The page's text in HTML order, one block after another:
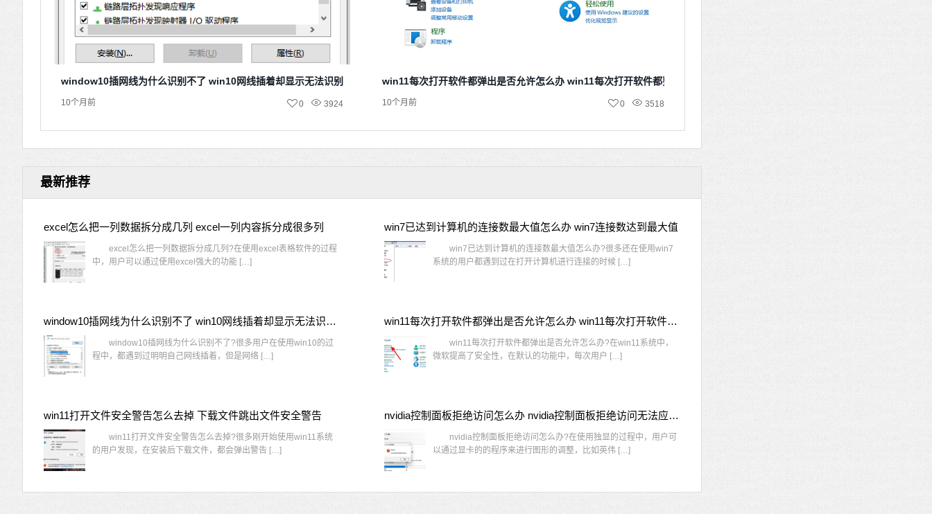
window10插网线为什么识别不了 win10网线插着却显示无法识别网络
10个月前 3924
0
win11每次打开软件都弹出是否允许怎么办 win11每次打开软件都要确认
10个月前 3518
0
最新推荐
excel怎么把一列数据拆分成几列 excel一列内容拆分成很多列
excel怎么把一列数据拆分成几列?在使用excel表格软件的过程
中，用户可以通过使用excel强大的功能 […]
win7已达到计算机的连接数最大值怎么办 win7连接数达到最大值
win7已达到计算机的连接数最大值怎么办?很多还在使用win7
系统的用户都遇到过在打开计算机进行连接的时候 […]
window10插网线为什么识别不了 win10网线插着却显示无法识别网络
window10插网线为什么识别不了?很多用户在使用win10的过
程中，都遇到过明明自己网线插着，但是网络 […]
win11每次打开软件都弹出是否允许怎么办 win11每次打开软件都要确认
win11每次打开软件都弹出是否允许怎么办?在win11系统中，
微软提高了安全性，在默认的功能中，每次用户 […]
win11打开文件安全警告怎么去掉 下载文件跳出文件安全警告
win11打开文件安全警告怎么去掉?很多刚开始使用win11系统
的用户发现，在安装后下载文件，都会弹出警告 […]
nvidia控制面板拒绝访问怎么办 nvidia控制面板拒绝访问无法应用选定的设置win10
nvidia控制面板拒绝访问怎么办?在使用独显的过程中，用户可
以通过显卡的的程序来进行图形的调整，比如英伟 […]